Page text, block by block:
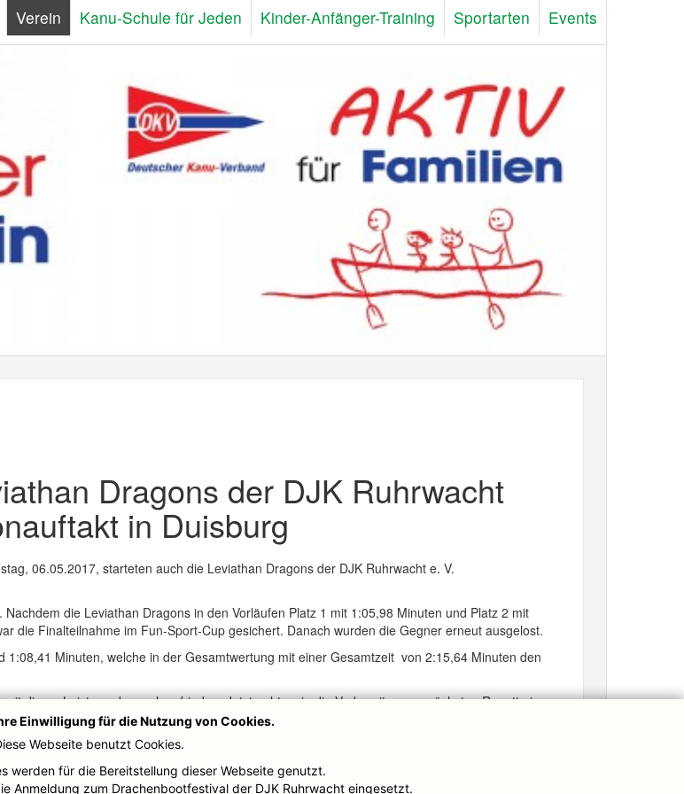
Verein Kanu-Schule für Jeden Kinder-Anfänger-Training Sportarten Events
Dragons der DJK Ruhrwacht
in Duisburg
06.05.2017, starteten auch die Leviathan Dragons der DJK Ruhrwacht e. V.
die Leviathan Dragons in den Vorläufen Platz 1 mit 1:05,98 Minuten und Platz 2 mit
die Finalteilnahme im Fun-Sport-Cup gesichert. Danach wurden die Gegner erneut ausgelost.
Minuten, welche in der Gesamtwertung mit einer Gesamtzeit von 2:15,64 Minuten den
dieser Leistung dennoch zufrieden. Jetzt geht es in die Vorbereitung zu nächsten Regatta in
Einwilligung für die Nutzung von Cookies.
Webseite benutzt Cookies.
werden für die Bereitstellung dieser Webseite genutzt.
Anmeldung zum Drachenbootfestival der DJK Ruhrwacht eingesetzt.